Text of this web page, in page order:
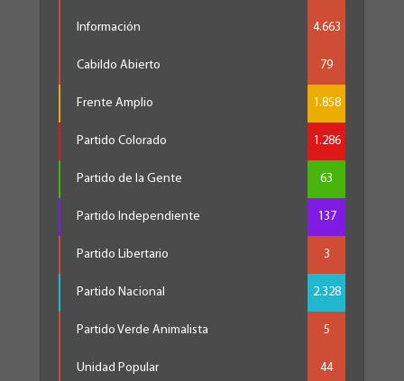
Información 4.663
Cabildo Abierto 79
Frente Amplio 1.858
Partido Colorado 1.286
Partido de la Gente 63
Partido Independiente 137
Partido Libertario 3
Partido Nacional 2.328
Partido Verde Animalista 5
Unidad Popular 44